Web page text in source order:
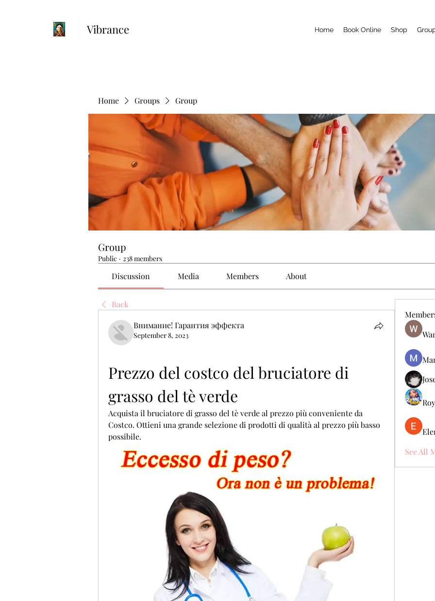
Vibrance Home Book Online Shop
Home Groups Group
Group
Public · 238 members
Discussion Media Members About
Back
Внимание! Гарантия эффекта
September 8, 2023
Prezzo del costco del bruciatore di
grasso del tè verde
Acquista il bruciatore di grasso del tè verde al prezzo più conveniente da
Costco. Ottieni una grande selezione di prodotti di qualità al prezzo più basso
possibile.
See All